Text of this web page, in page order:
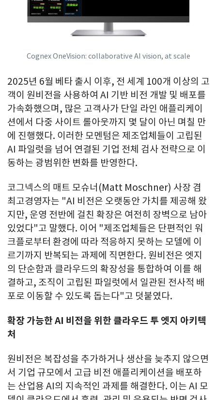
Cognex OneVision: collaborative AI vision, at scale
2025년 6월 베타 출시 이후, 전 세계 100개 이상의 고
객이 원비전을 사용하여 AI 기반 비전 개발 및 배포를
가속화했으며, 많은 고객사가 단일 라인 애플리케이
션에서 다중 사이트 롤아웃까지 몇 달이 아닌 며칠 만
에 진행했다. 이러한 모멘텀은 제조업체들이 고립된
AI 파일럿을 넘어 연결된 기업 전체 검사 전략으로 이
동하는 광범위한 변화를 반영한다.
코그넥스의 매트 모슈너(Matt Moschner) 사장 겸
최고경영자는 "AI 비전은 오랫동안 가치를 제공해 왔
지만, 운영 전반에 걸친 확장은 여전히 장벽으로 남아
있었다"고 말했다. 이어 "제조업체들은 단편적인 워
크플로부터 환경에 따라 적응하지 못하는 모델에 이
르기까지 반복되는 과제에 직면한다. 원비전은 엣지
의 단순함과 클라우드의 확장성을 통합하여 이를 해
결하고, 조직이 고립된 파일럿에서 일관된 전사적 배
포로 이동할 수 있도록 돕는다"고 덧붙였다.
확장 가능한 AI 비전을 위한 클라우드 투 엣지 아키텍
처
원비전은 복잡성을 추가하거나 생산을 늦추지 않으면
서 기업 규모에서 고급 비전 애플리케이션을 배포하
는 산업용 AI의 지속적인 과제를 해결한다. 이는 AI 모